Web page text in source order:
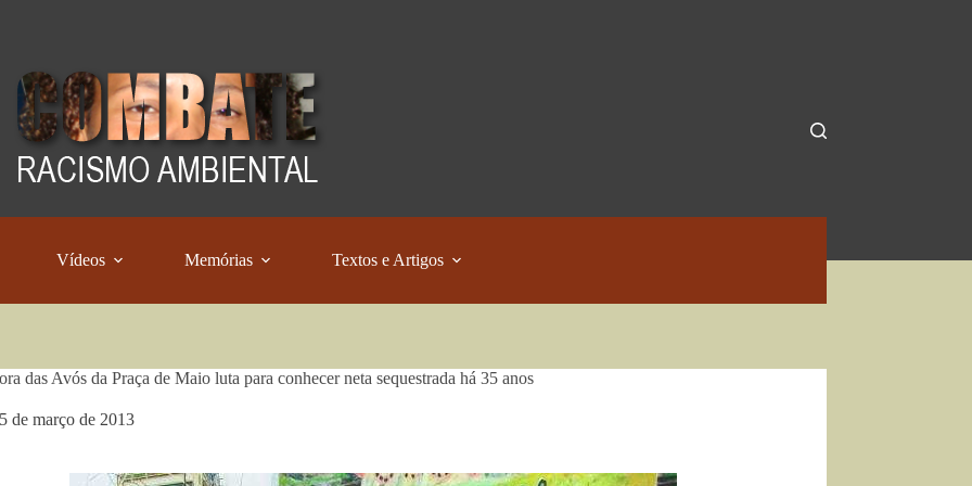
Vídeos Memórias Textos e Artigos
das Avós da Praça de Maio luta para conhecer neta sequestrada há 35 anos
de março de 2013